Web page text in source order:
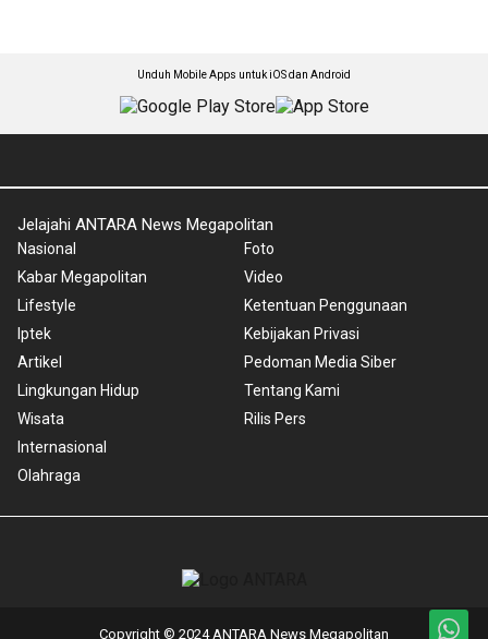
Unduh Mobile Apps untuk iOS dan Android
Jelajahi ANTARA News Megapolitan
Nasional
Kabar Megapolitan
Lifestyle
Iptek
Artikel
Lingkungan Hidup
Wisata
Internasional
Olahraga
Foto
Video
Ketentuan Penggunaan
Kebijakan Privasi
Pedoman Media Siber
Tentang Kami
Rilis Pers
Copyright © 2024 ANTARA News Megapolitan